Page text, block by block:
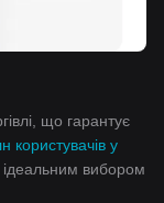
що гарантує
користувачів у
ідеальним вибором